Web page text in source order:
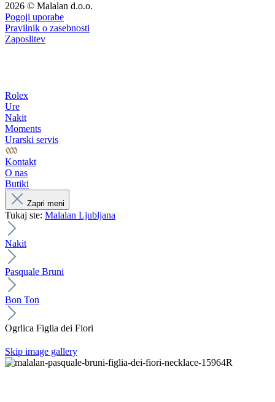
2026 © Malalan d.o.o.
Pogoji uporabe
Pravilnik o zasebnosti
Zaposlitev
Rolex
Ure
Nakit
Moments
Urarski servis
Kontakt
O nas
Butiki
Zapri meni
Tukaj ste: Malalan Ljubljana
Nakit
Pasquale Bruni
Bon Ton
Ogrlica Figlia dei Fiori
Skip image gallery